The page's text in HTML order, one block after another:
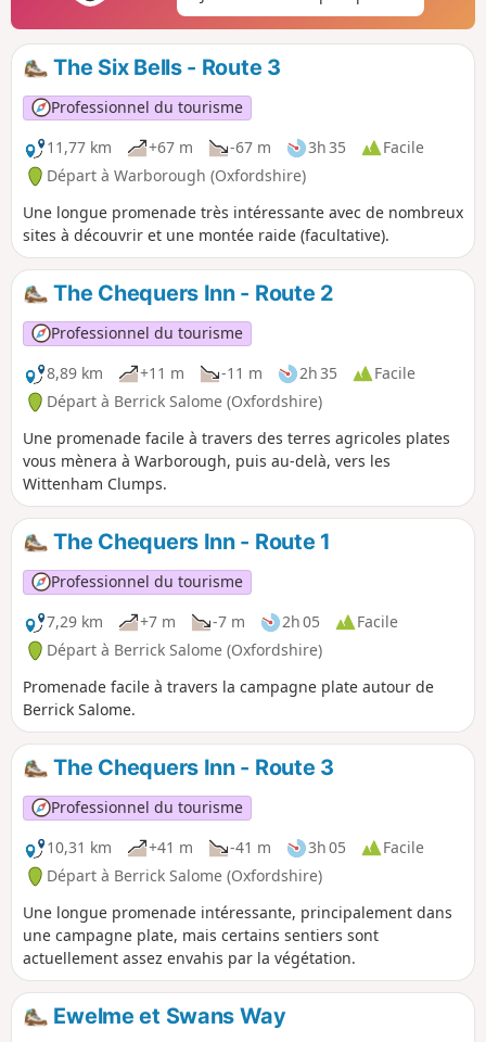
The Six Bells - Route 3
Professionnel du tourisme
11,77 km
+67 m -67 m 3h 35
Facile
Départ à Warborough (Oxfordshire)
Une longue promenade très intéressante avec de nombreux
sites à découvrir et une montée raide (facultative).
The Chequers Inn - Route 2
Professionnel du tourisme
8,89 km
+11 m -11 m 2h 35
Facile
Départ à Berrick Salome (Oxfordshire)
Une promenade facile à travers des terres agricoles plates
vous mènera à Warborough, puis au-delà, vers les
Wittenham Clumps.
The Chequers Inn - Route 1
Professionnel du tourisme
7,29 km
+7 m -7 m 2h 05
Facile
Départ à Berrick Salome (Oxfordshire)
Promenade facile à travers la campagne plate autour de
Berrick Salome.
The Chequers Inn - Route 3
Professionnel du tourisme
10,31 km
+41 m -41 m 3h 05
Facile
Départ à Berrick Salome (Oxfordshire)
Une longue promenade intéressante, principalement dans
une campagne plate, mais certains sentiers sont
actuellement assez envahis par la végétation.
Ewelme et Swans Way